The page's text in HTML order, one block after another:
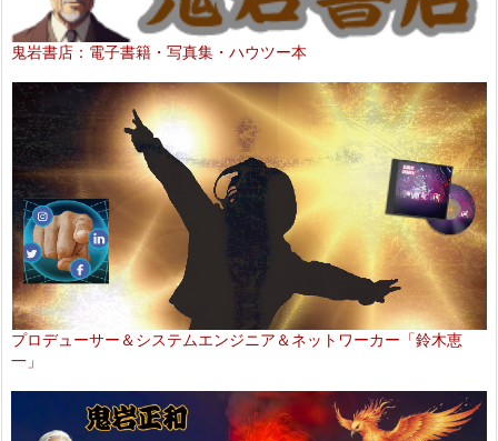
鬼岩書店：電子書籍・写真集・ハウツー本
プロデューサー＆システムエンジニア＆ネットワーカー「鈴木恵
一」